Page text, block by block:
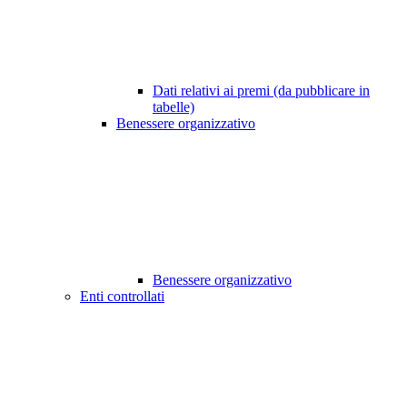
Dati relativi ai premi (da pubblicare in
tabelle)
Benessere organizzativo
Benessere organizzativo
Enti controllati